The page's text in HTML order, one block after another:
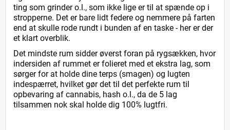
ting som grinder o.l., som ikke lige er til at spænde op i
stropperne. Det er bare lidt federe og nemmere på farten
end at skulle rode rundt i bunden af en taske - her er der
et klart overblik.
Det mindste rum sidder øverst foran på rygsækken, hvor
indersiden af rummet er folieret med et ekstra lag, som
sørger for at holde dine terps (smagen) og lugten
indespærret, hvilket gør det til det perfekte rum til
opbevaring af cannabis, hash o.l., da de 5 lag
tilsammen nok skal holde dig 100% lugtfri.